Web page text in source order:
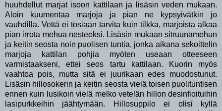
huuhdellut marjat isoon kattilaan ja lisäsin veden mukaan.
Aloin kuumentaa marjoja ja pian ne kypsyivätkin jo
vauhdilla. Vettä ei tosiaan tarvita kuin tilkka, marjoista alkaa
pian irrota mehua nesteeksi. Lisäsin mukaan sitruunamehun
ja keitin seosta noin puolisen tuntia, jonka aikana sekoittelin
marjoja kattilan pohjia myöten useaan otteeseen
varmistaakseni, ettei seos tartu kattilaan. Kuorin myös
vaahtoa pois, mutta sitä ei juurikaan edes muodostunut.
Lisäsin hillosokerin ja keitin seosta vielä toisen puolituntisen
ennen kuin lusikoin vielä melko vetelän hillon desinfioituihin
lasipurkkeihin jäähtymään. Hillosuppilo ei olisi kyllä